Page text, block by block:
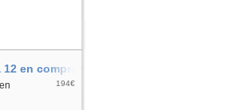
en comprar
194€